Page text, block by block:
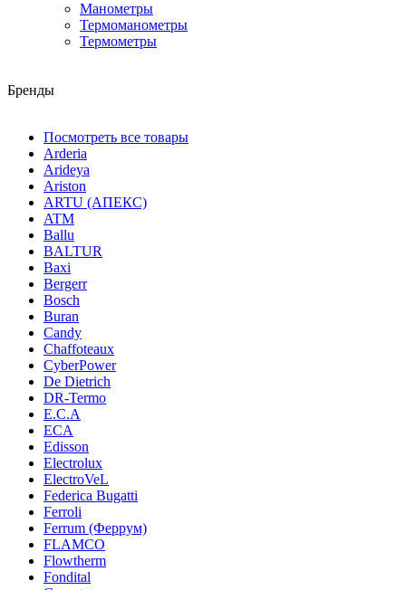
Манометры
Термоманометры
Термометры
Бренды
Посмотреть все товары
Arderia
Arideya
Ariston
ARTU (АПЕКС)
ATM
Ballu
BALTUR
Baxi
Bergerr
Bosch
Buran
Candy
Chaffoteaux
CyberPower
De Dietrich
DR-Termo
E.C.A
ECA
Edisson
Electrolux
ElectroVeL
Federica Bugatti
Ferroli
Ferrum (Феррум)
FLAMCO
Flowtherm
Fondital